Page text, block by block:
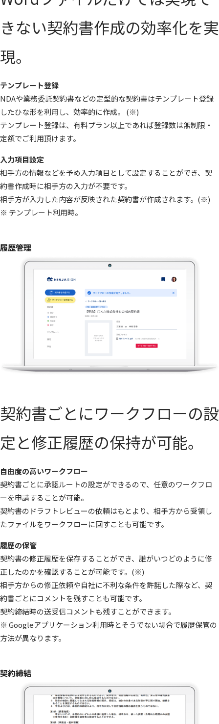
きない契約書作成の効率化を実
現。
テンプレート登録
NDAや業務委託契約書などの定型的な契約書はテンプレート登録
したひな形を利用し、効率的に作成。 (※)
テンプレート登録は、有料プラン以上であれば登録数は無制限・
定額でご利用頂けます。
入力項目設定
相手方の情報などを予め入力項目として設定することができ、契
約書作成時に相手方の入力が不要です。
相手方が入力した内容が反映された契約書が作成されます。(※)
※ テンプレート利用時。
履歴管理
契約書ごとにワークフローの設
定と修正履歴の保持が可能。
自由度の高いワークフロー
契約書ごとに承認ルートの設定ができるので、任意のワークフロ
ーを申請することが可能。
契約書のドラフトレビューの依頼はもとより、相手方から受領し
たファイルをワークフローに回すことも可能です。
履歴の保管
契約書の修正履歴を保存することができ、誰がいつどのように修
正したのかを確認することが可能です。(※)
相手方からの修正依頼や自社に不利な条件を許諾した際など、契
約書ごとにコメントを残すことも可能です。
契約締結時の送受信コメントも残すことができます。
※ Googleアプリケーション利用時とそうでない場合で履歴保管の
方法が異なります。
契約締結